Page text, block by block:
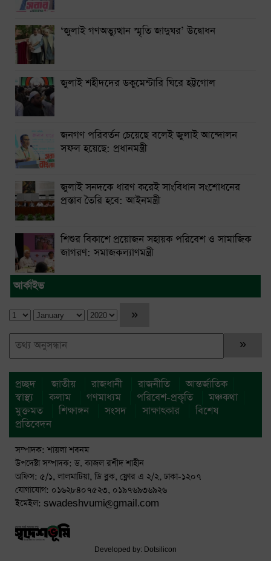
‘জুলাই গণঅভ্যুত্থান স্মৃতি জাদুঘর’ উদ্বোধন
জুলাই শহীদদের ডকুমেন্টারি ঘিরে হট্টগোল
জনগণ পরিবর্তন চেয়েছে বলেই জুলাই আন্দোলন
সফল হয়েছে: প্রধানমন্ত্রী
জুলাই সনদকে ধারণ করেই সাংবিধান সংশোধনের
প্রস্তাব তৈরি হবে: আইনমন্ত্রী
শিশুর বিকাশে প্রয়োজন সহায়ক পরিবেশ ও সামাজিক
জাগরণ: সমাজকল্যাণমন্ত্রী
আর্কাইভ
প্রচ্ছদ জাতীয় রাজধানী রাজনীতি
আন্তর্জাতিক
স্বাস্থ্য
কলাম গণমাধ্যম পরিবেশ-প্রকৃতি
মঞ্চকথা
মুক্তমত
শিক্ষাঙ্গন সংসদ সাক্ষাৎকার
বিশেষ
প্রতিবেদন
সম্পাদক: শায়লা শবনম
উপদেষ্টা সম্পাদক: ড. কাজল রশীদ শাহীন
অফিস: ৫/১, লালমাটিয়া, ডি ব্লক, ফ্লোর এ ২/২, ঢাকা-১২০৭
যোগাযোগ: ০১৬২৮৪০৭৫২৩, ০১৯৭৬৯৩৬৯২৬
ইমেইল: swadeshvumi@gmail.com
Developed by: Dotsilicon